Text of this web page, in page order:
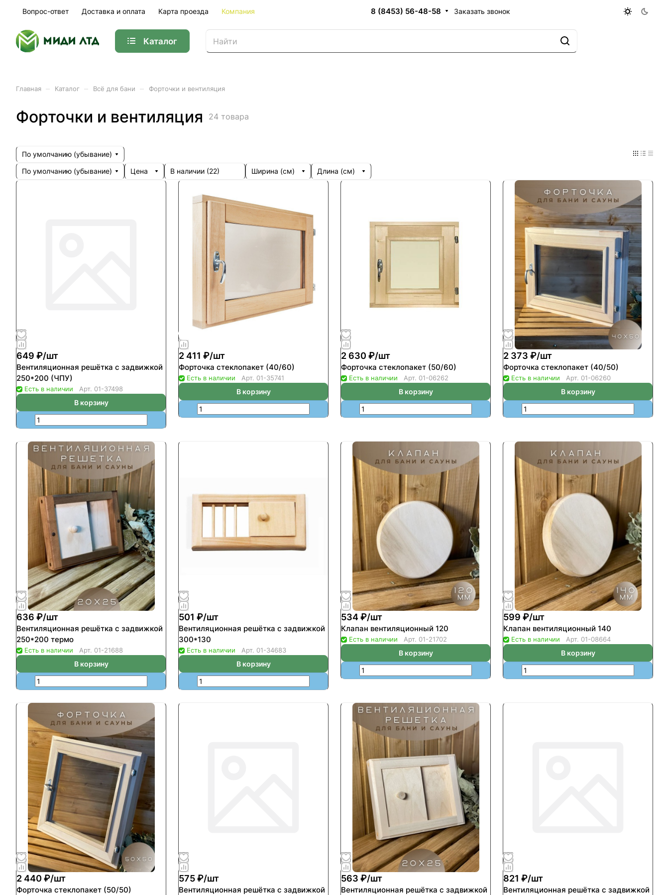
Вопрос-ответ Доставка и оплата Карта проезда Компания 8 (8453) 56-48-58 Заказать звонок
Каталог
Главная Каталог Всё для бани Форточки и вентиляция
Форточки и вентиляция 24 товара
По умолчанию (убывание)
По умолчанию (убывание)
Цена В наличии (22) Ширина (см) Длина (см)
649 ₽/шт
Вентиляционная решётка с задвижкой
250*200 (ЧПУ)
Есть в наличии Арт. 01-37498
В корзину
2 411 ₽/шт
Форточка стеклопакет (40/60)
Есть в наличии Арт. 01-35741
В корзину
2 630 ₽/шт
Форточка стеклопакет (50/60)
Есть в наличии Арт. 01-06262
В корзину
2 373 ₽/шт
Форточка стеклопакет (40/50)
Есть в наличии Арт. 01-06260
В корзину
636 ₽/шт
Вентиляционная решётка с задвижкой
250*200 термо
Есть в наличии Арт. 01-21688
В корзину
501 ₽/шт
Вентиляционная решётка с задвижкой
300*130
Есть в наличии Арт. 01-34683
В корзину
534 ₽/шт
Клапан вентиляционный 120
Есть в наличии Арт. 01-21702
В корзину
599 ₽/шт
Клапан вентиляционный 140
Есть в наличии Арт. 01-08664
В корзину
2 440 ₽/шт
Форточка стеклопакет (50/50)
575 ₽/шт
Вентиляционная решётка с задвижкой
563 ₽/шт
Вентиляционная решётка с задвижкой
821 ₽/шт
Вентиляционная решётка с задвижкой